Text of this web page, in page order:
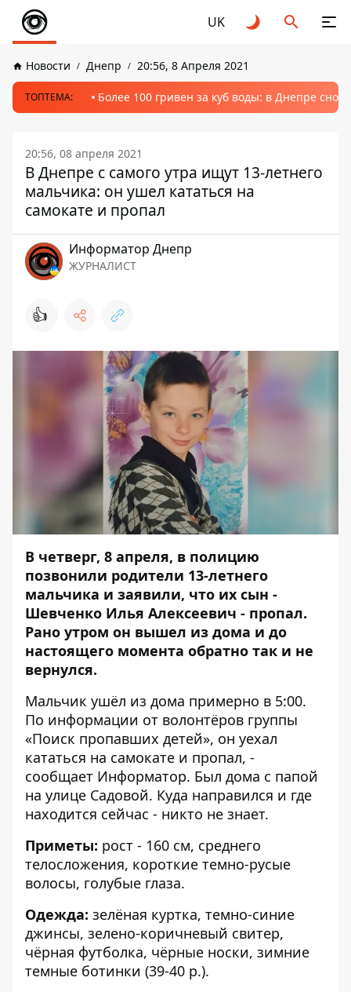
UK
Новости Днепр 20:56, 8 Апреля 2021
ТОПТЕМА: Более 100 гривен за куб воды: в Днепре
20:56, 08 апреля 2021
В Днепре с самого утра ищут 13-летнего
мальчика: он ушел кататься на
самокате и пропал
Информатор Днепр
ЖУРНАЛИСТ
👍
В четверг, 8 апреля, в полицию
позвонили родители 13-летнего
мальчика и заявили, что их сын -
Шевченко Илья Алексеевич - пропал.
Рано утром он вышел из дома и до
настоящего момента обратно так и не
вернулся.
Мальчик ушёл из дома примерно в 5:00.
По информации от волонтёров группы
«Поиск пропавших детей», он уехал
кататься на самокате и пропал, -
сообщает Информатор. Был дома с папой
на улице Садовой. Куда направился и где
находится сейчас - никто не знает.
Приметы: рост - 160 см, среднего
телосложения, короткие темно-русые
волосы, голубые глаза.
Одежда: зелёная куртка, темно-синие
джинсы, зелено-коричневый свитер,
чёрная футболка, чёрные носки, зимние
темные ботинки (39-40 р.).